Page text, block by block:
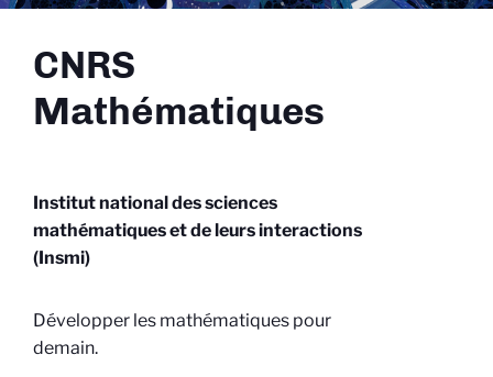
CNRS
Mathématiques
Institut national des sciences
mathématiques et de leurs interactions
(Insmi)
Développer les mathématiques pour
demain.